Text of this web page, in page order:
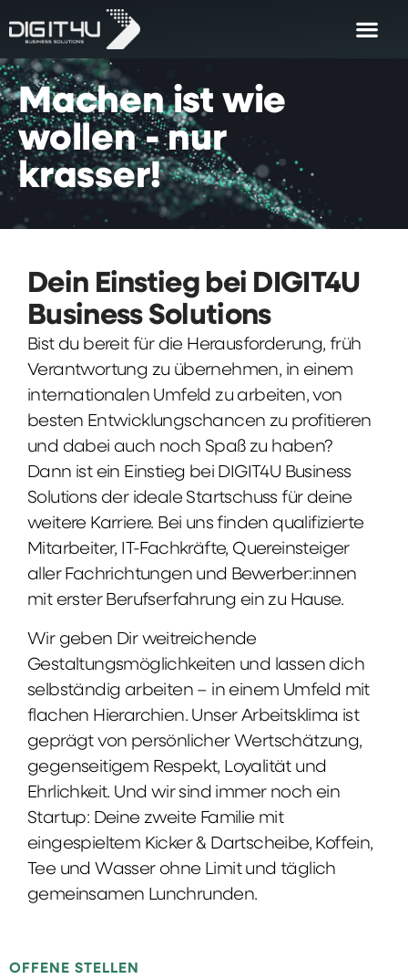
Machen ist wie
wollen - nur
krasser!
Dein Einstieg bei DIGIT4U
Business Solutions
Bist du bereit für die Herausforderung, früh
Verantwortung zu übernehmen, in einem
internationalen Umfeld zu arbeiten, von
besten Entwicklungschancen zu profitieren
und dabei auch noch Spaß zu haben?
Dann ist ein Einstieg bei DIGIT4U Business
Solutions der ideale Startschuss für deine
weitere Karriere. Bei uns finden qualifizierte
Mitarbeiter, IT-Fachkräfte, Quereinsteiger
aller Fachrichtungen und Bewerber:innen
mit erster Berufserfahrung ein zu Hause.
Wir geben Dir weitreichende
Gestaltungsmöglichkeiten und lassen dich
selbständig arbeiten – in einem Umfeld mit
flachen Hierarchien. Unser Arbeitsklima ist
geprägt von persönlicher Wertschätzung,
gegenseitigem Respekt, Loyalität und
Ehrlichkeit. Und wir sind immer noch ein
Startup: Deine zweite Familie mit
eingespieltem Kicker & Dartscheibe, Koffein,
Tee und Wasser ohne Limit und täglich
gemeinsamen Lunchrunden.
OFFENE STELLEN